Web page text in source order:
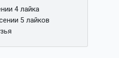
4 лайка
5 лайков